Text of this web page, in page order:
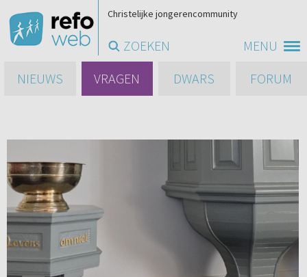
MENU
Christelijke jongerencommunity
ZOEKEN
NIEUWS
VRAGEN DWARS FORUM